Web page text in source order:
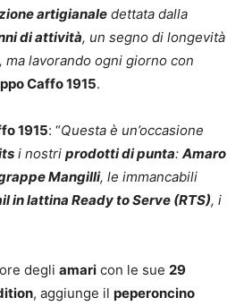
artigianale dettata dalla
di attività, un segno di longevità
lavorando ogni giorno con
Caffo 1915.
1915: “Questa è un’occasione
i nostri prodotti di punta: Amaro
Mangilli, le immancabili
in lattina Ready to Serve (RTS), i
degli amari con le sue 29
, aggiunge il peperoncino